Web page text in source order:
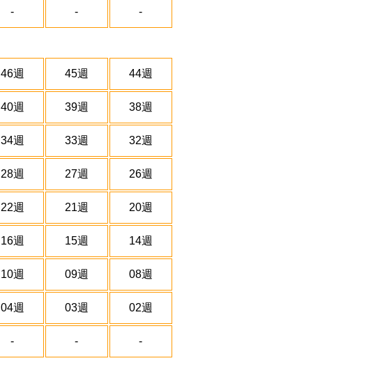
- - -
46週 45週 44週
40週 39週 38週
34週 33週 32週
28週 27週 26週
22週 21週 20週
16週 15週 14週
10週 09週 08週
04週 03週 02週
- - -